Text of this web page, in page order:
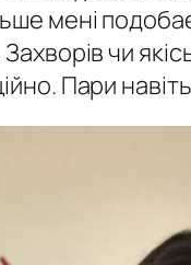
мені
чи
Пари